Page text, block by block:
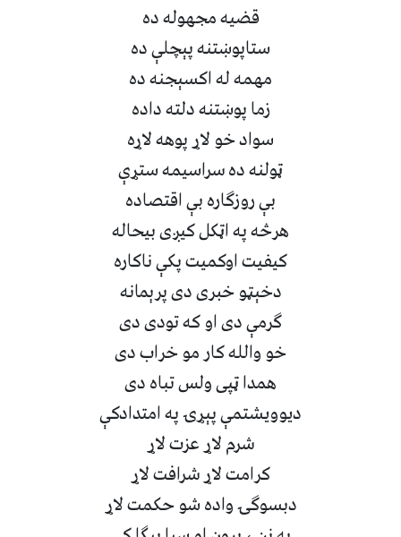
قضیه مجهوله ده
ستاپوښتنه پېچلې ده
مهمه له اکسېجنه ده
زما پوښتنه دلته داده
سواد خو لاړ پوهه لاړه
ټولنه ده سراسیمه ستړې
بې روزګاره بې اقتصاده
هرڅه په اټکل کیږی بیحاله
کیفیت اوکمیت پکې ناکاره
دخېټو خبری دی پرېمانه
ګرمې دی او که تودی دی
خو والله کار مو خراب دی
همدا ټپی ولس تباه دی
دیوویشتمې پېړۍ په امتدادکې
شرم لاړ عزت لاړ
کرامت لاړ شرافت لاړ
دبسوګۍ واده شو حکمت لاړ